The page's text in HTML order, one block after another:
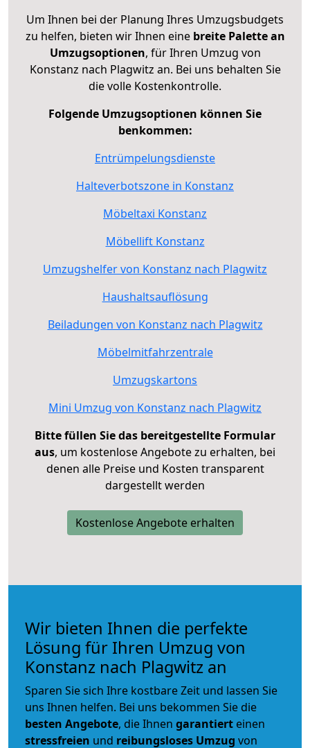
Um Ihnen bei der Planung Ihres Umzugsbudgets
zu helfen, bieten wir Ihnen eine breite Palette an
Umzugsoptionen, für Ihren Umzug von
Konstanz nach Plagwitz an. Bei uns behalten Sie
die volle Kostenkontrolle.
Folgende Umzugsoptionen können Sie
benkommen:
Entrümpelungsdienste
Halteverbotszone in Konstanz
Möbeltaxi Konstanz
Möbellift Konstanz
Umzugshelfer von Konstanz nach Plagwitz
Haushaltsauflösung
Beiladungen von Konstanz nach Plagwitz
Möbelmitfahrzentrale
Umzugskartons
Mini Umzug von Konstanz nach Plagwitz
Bitte füllen Sie das bereitgestellte Formular
aus, um kostenlose Angebote zu erhalten, bei
denen alle Preise und Kosten transparent
dargestellt werden
Kostenlose Angebote erhalten
Wir bieten Ihnen die perfekte
Lösung für Ihren Umzug von
Konstanz nach Plagwitz an
Sparen Sie sich Ihre kostbare Zeit und lassen Sie
uns Ihnen helfen. Bei uns bekommen Sie die
besten Angebote, die Ihnen garantiert einen
stressfreien und reibungsloses Umzug von